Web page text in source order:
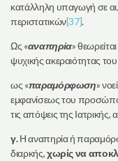
κατάλληλη υπαγωγή σε
περιστατικών[37].
Ως «αναπηρία»
ψυχικής ακεραιότητας
ως «παραμόρφωση»
εμφανίσεως του
τις απόψεις της Ιατρικής,
γ.Η αναπηρία ή
διαρκής,χωρίς να